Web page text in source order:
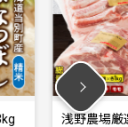
ク食べ比べ
浅